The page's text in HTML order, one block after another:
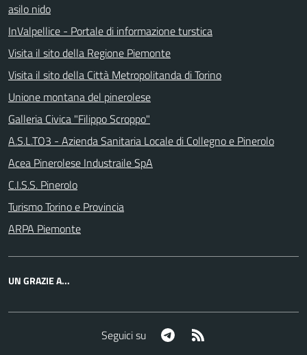
asilo nido
InValpellice - Portale di informazione turstica
Visita il sito della Regione Piemonte
Visita il sito della Città Metropolitanda di Torino
Unione montana del pinerolese
Galleria Civica "Filippo Scroppo"
A.S.L.TO3 - Azienda Sanitaria Locale di Collegno e Pinerolo
Acea Pinerolese Industraile SpA
C.I.S.S. Pinerolo
Turismo Torino e Provincia
ARPA Piemonte
UN GRAZIE A...
Seguici su Telegram